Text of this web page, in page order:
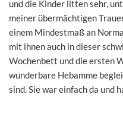
und die Kinder litten sehr,
meiner übermächtigen
einem Mindestmaß an
mit ihnen auch in dieser
Wochenbett und die ersten
wunderbare Hebamme
sind. Sie war einfach da und